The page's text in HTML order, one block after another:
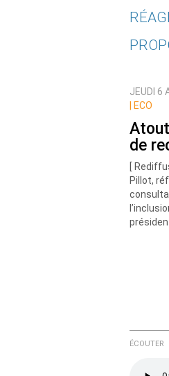
Nom
JEUDI 6
ECO
de
[
Pillot,
ÉCOUTER